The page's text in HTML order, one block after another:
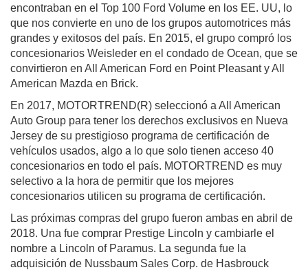
encontraban en el Top 100 Ford Volume en los EE. UU, lo
que nos convierte en uno de los grupos automotrices más
grandes y exitosos del país. En 2015, el grupo compró los
concesionarios Weisleder en el condado de Ocean, que se
convirtieron en All American Ford en Point Pleasant y All
American Mazda en Brick.
En 2017, MOTORTREND(R) seleccionó a All American
Auto Group para tener los derechos exclusivos en Nueva
Jersey de su prestigioso programa de certificación de
vehículos usados, algo a lo que solo tienen acceso 40
concesionarios en todo el país. MOTORTREND es muy
selectivo a la hora de permitir que los mejores
concesionarios utilicen su programa de certificación.
Las próximas compras del grupo fueron ambas en abril de
2018. Una fue comprar Prestige Lincoln y cambiarle el
nombre a Lincoln of Paramus. La segunda fue la
adquisición de Nussbaum Sales Corp. de Hasbrouck